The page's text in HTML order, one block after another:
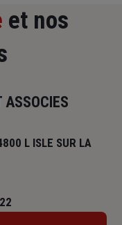
et nos
ASSOCIES
L ISLE SUR LA